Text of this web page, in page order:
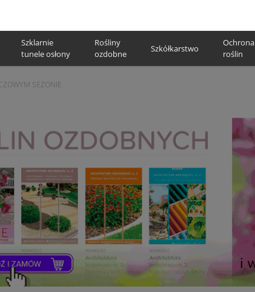
Szklarnie
tunele osłony
Rośliny
ozdobne
Szkółkarstwo
Ochrona
roślin
SEZONIE